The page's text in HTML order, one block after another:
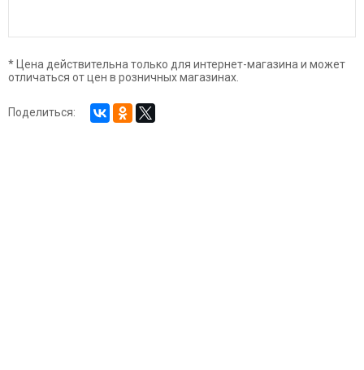
* Цена действительна только для интернет-магазина и может
отличаться от цен в розничных магазинах.
Поделиться: